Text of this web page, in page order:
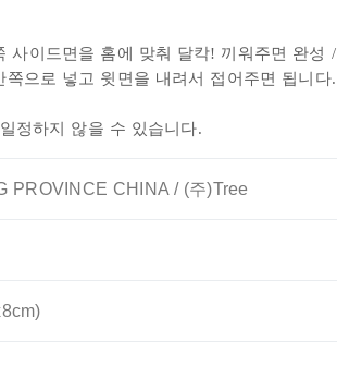
사이드면을 홈에 맞춰 달칵! 끼워주면 완성 /
쪽으로 넣고 윗면을 내려서 접어주면 됩니다.
정하지 않을 수 있습니다.
PROVINCE CHINA / (주)Tree